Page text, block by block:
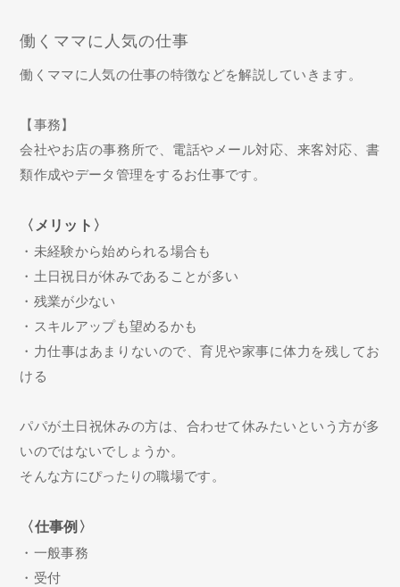
働くママに人気の仕事
働くママに人気の仕事の特徴などを解説していきます。
【事務】
会社やお店の事務所で、電話やメール対応、来客対応、書
類作成やデータ管理をするお仕事です。
〈メリット〉
・未経験から始められる場合も
・土日祝日が休みであることが多い
・残業が少ない
・スキルアップも望めるかも
・力仕事はあまりないので、育児や家事に体力を残してお
ける
パパが土日祝休みの方は、合わせて休みたいという方が多
いのではないでしょうか。
そんな方にぴったりの職場です。
〈仕事例〉
・一般事務
・受付